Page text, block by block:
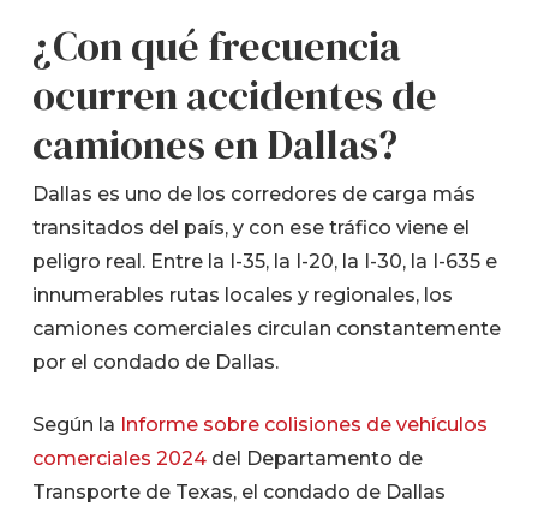
¿Con qué frecuencia
ocurren accidentes de
camiones en Dallas?
Dallas es uno de los corredores de carga más
transitados del país, y con ese tráfico viene el
peligro real. Entre la I-35, la I-20, la I-30, la I-635 e
innumerables rutas locales y regionales, los
camiones comerciales circulan constantemente
por el condado de Dallas.
Según la Informe sobre colisiones de vehículos
comerciales 2024del Departamento de
Transporte de Texas, el condado de Dallas